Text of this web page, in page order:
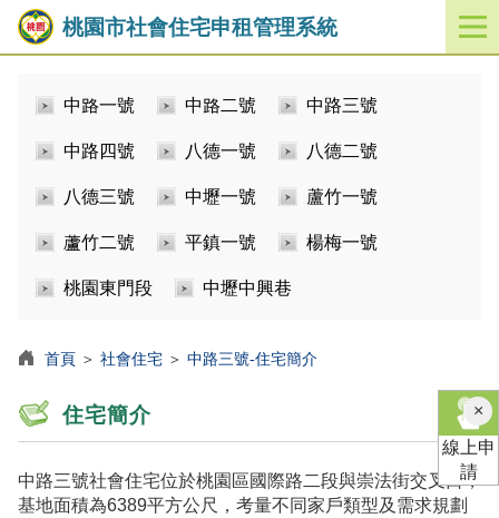
桃園市社會住宅申租管理系統
開
啟
中路一號 中路二號 中路三號
中路四號 八德一號 八德二號
八德三號 中壢一號 蘆竹一號
蘆竹二號 平鎮一號 楊梅一號
桃園東門段 中壢中興巷
首頁 ＞ 社會住宅 ＞ 中路三號-住宅簡介
住宅簡介
中路三號社會住宅位於桃園區國際路二段與崇法街交叉口，
基地面積為6389平方公尺，考量不同家戶類型及需求規劃
×關
閉
線上申
請